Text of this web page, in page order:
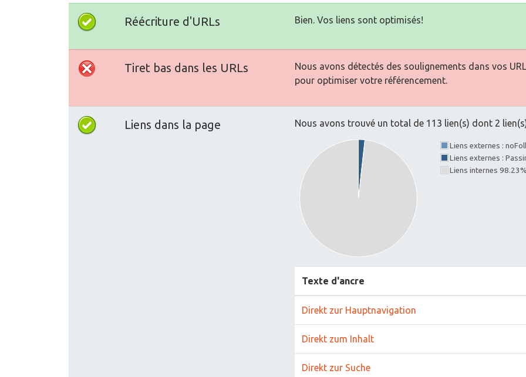
Réécriture d'URLs Bien. Vos liens sont optimisés!
Tiret bas dans les URLs
Nous avons détectés des soulignements dans vos
pour optimiser votre référencement.
Liens dans la page Nous avons trouvé un total de 113 lien(s) dont 2
Liens externes :
Liens externes :
Liens internes 98.23%
Texte d'ancre
Direkt zur Hauptnavigation
Direkt zum Inhalt
Direkt zur Suche